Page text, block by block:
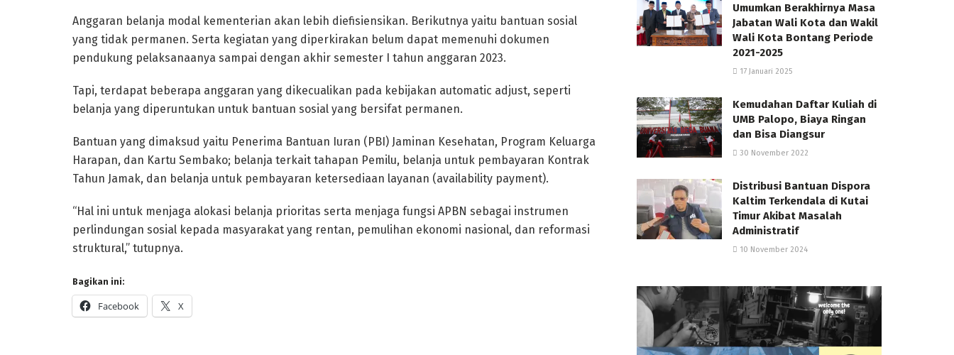
Anggaran belanja modal kementerian akan lebih diefisiensikan. Berikutnya yaitu bantuan sosial
yang tidak permanen. Serta kegiatan yang diperkirakan belum dapat memenuhi dokumen
pendukung pelaksanaanya sampai dengan akhir semester I tahun anggaran 2023.
Tapi, terdapat beberapa anggaran yang dikecualikan pada kebijakan automatic adjust, seperti
belanja yang diperuntukan untuk bantuan sosial yang bersifat permanen.
Bantuan yang dimaksud yaitu Penerima Bantuan Iuran (PBI) Jaminan Kesehatan, Program Keluarga
Harapan, dan Kartu Sembako; belanja terkait tahapan Pemilu, belanja untuk pembayaran Kontrak
Tahun Jamak, dan belanja untuk pembayaran ketersediaan layanan (availability payment).
“Hal ini untuk menjaga alokasi belanja prioritas serta menjaga fungsi APBN sebagai instrumen
perlindungan sosial kepada masyarakat yang rentan, pemulihan ekonomi nasional, dan reformasi
struktural,” tutupnya.
Bagikan ini:
Facebook X
Umumkan Berakhirnya Masa
Jabatan Wali Kota dan Wakil
Wali Kota Bontang Periode
2021-2025
17 Januari 2025
Kemudahan Daftar Kuliah di
UMB Palopo, Biaya Ringan
dan Bisa Diangsur
30 November 2022
Distribusi Bantuan Dispora
Kaltim Terkendala di Kutai
Timur Akibat Masalah
Administratif
10 November 2024